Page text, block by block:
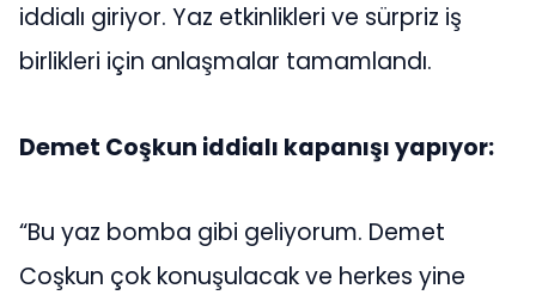
iddialı giriyor. Yaz etkinlikleri ve sürpriz iş
birlikleri için anlaşmalar tamamlandı.
Demet Coşkun iddialı kapanışı yapıyor:
“Bu yaz bomba gibi geliyorum. Demet
Coşkun çok konuşulacak ve herkes yine